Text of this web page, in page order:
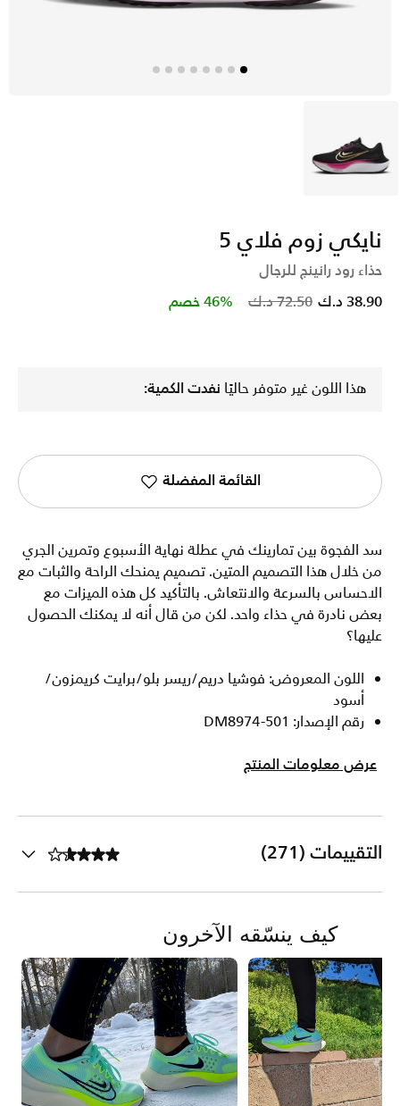
أسود
نايكي زوم فلاي 5
حذاء رود رانينج للرجال
Price reduced from
72.50 د.ك to 38.90 د.ك 46% خصم
هذا اللون غير متوفر حاليًا نفدت الكمية:
القائمة المفضلة
سد الفجوة بين تمارينك في عطلة نهاية الأسبوع وتمرين الجري
من خلال هذا التصميم المتين. تصميم يمنحك الراحة والثبات مع
الاحساس بالسرعة والانتعاش. بالتأكيد كل هذه الميزات مع
بعض نادرة في حذاء واحد. لكن من قال أنه لا يمكنك الحصول
عليها؟
اللون المعروض: فوشيا دريم/ريسر بلو/برايت كريمزون/
أسود
رقم الإصدار: DM8974-501
عرض معلومات المنتج
التقييمات (271)